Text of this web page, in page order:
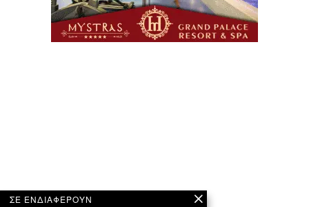
ΣΕ ΕΝΔΙΑΦΕΡΟΥΝ